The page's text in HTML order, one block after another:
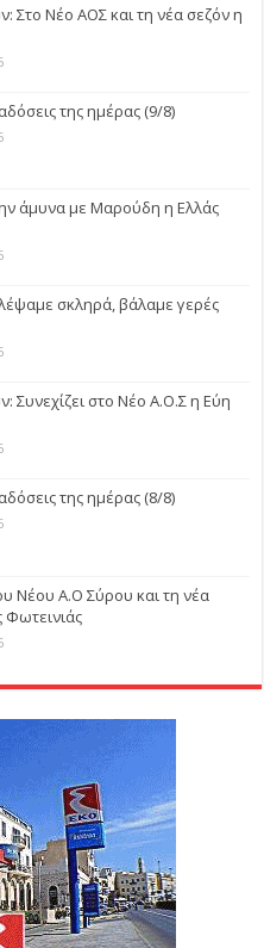
Στο Νέο ΑΟΣ και τη νέα σεζόν η
της ημέρας (9/8)
άμυνα με Μαρούδη η Ελλάς
σκληρά, βάλαμε γερές
Συνεχίζει στο Νέο Α.Ο.Σ η Εύη
της ημέρας (8/8)
Νέου Α.Ο Σύρου και τη νέα
Φωτεινιάς